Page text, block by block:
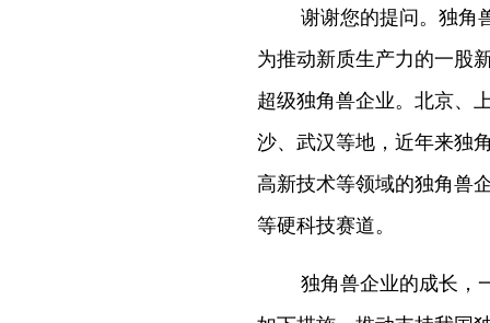
谢谢您的提问。独角
为推动新质生产力的一股
超级独角兽企业。北京、
沙、武汉等地，近年来独
高新技术等领域的独角兽
等硬科技赛道。
独角兽企业的成长，